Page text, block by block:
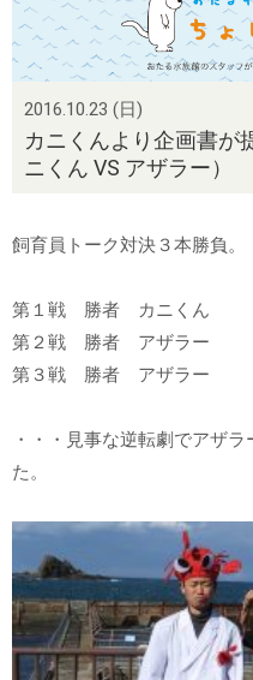
2016.10.23 (日)
カニくんより企画書が
ニくん VS アザラー）
飼育員トーク対決３本勝負。
第１戦 勝者 カニくん
第２戦 勝者 アザラー
第３戦 勝者 アザラー
・・・見事な逆転劇でアザ
た。